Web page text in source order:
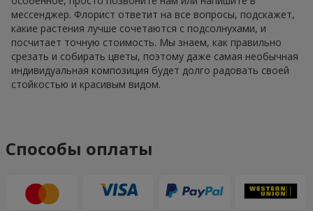
мессенджер. Флорист ответит на все вопросы, подскажет,
какие растения лучше сочетаются с подсолнухами, и
посчитает точную стоимость. Мы знаем, как правильно
срезать и собирать цветы, поэтому даже самая необычная
индивидуальная композиция будет долго радовать своей
стойкостью и красивым видом.
Способы оплаты